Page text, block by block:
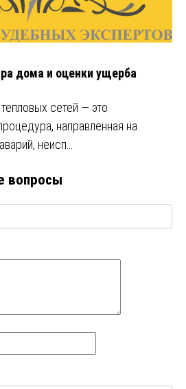
дома и оценки ущерба
сетей — это
направленная на
неисп…
вопросы